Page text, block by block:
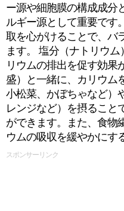
ー源や細胞膜の構成成分
ルギー源として重要です
取を心がけることで、バ
ます。 塩分（ナトリウ
リウムの排出を促す効果
盛）と一緒に、カリウム
小松菜、かぼちゃなど）
レンジなど）を摂ること
ができます。また、食物
ウムの吸収を緩やかにす
スポンサーリンク